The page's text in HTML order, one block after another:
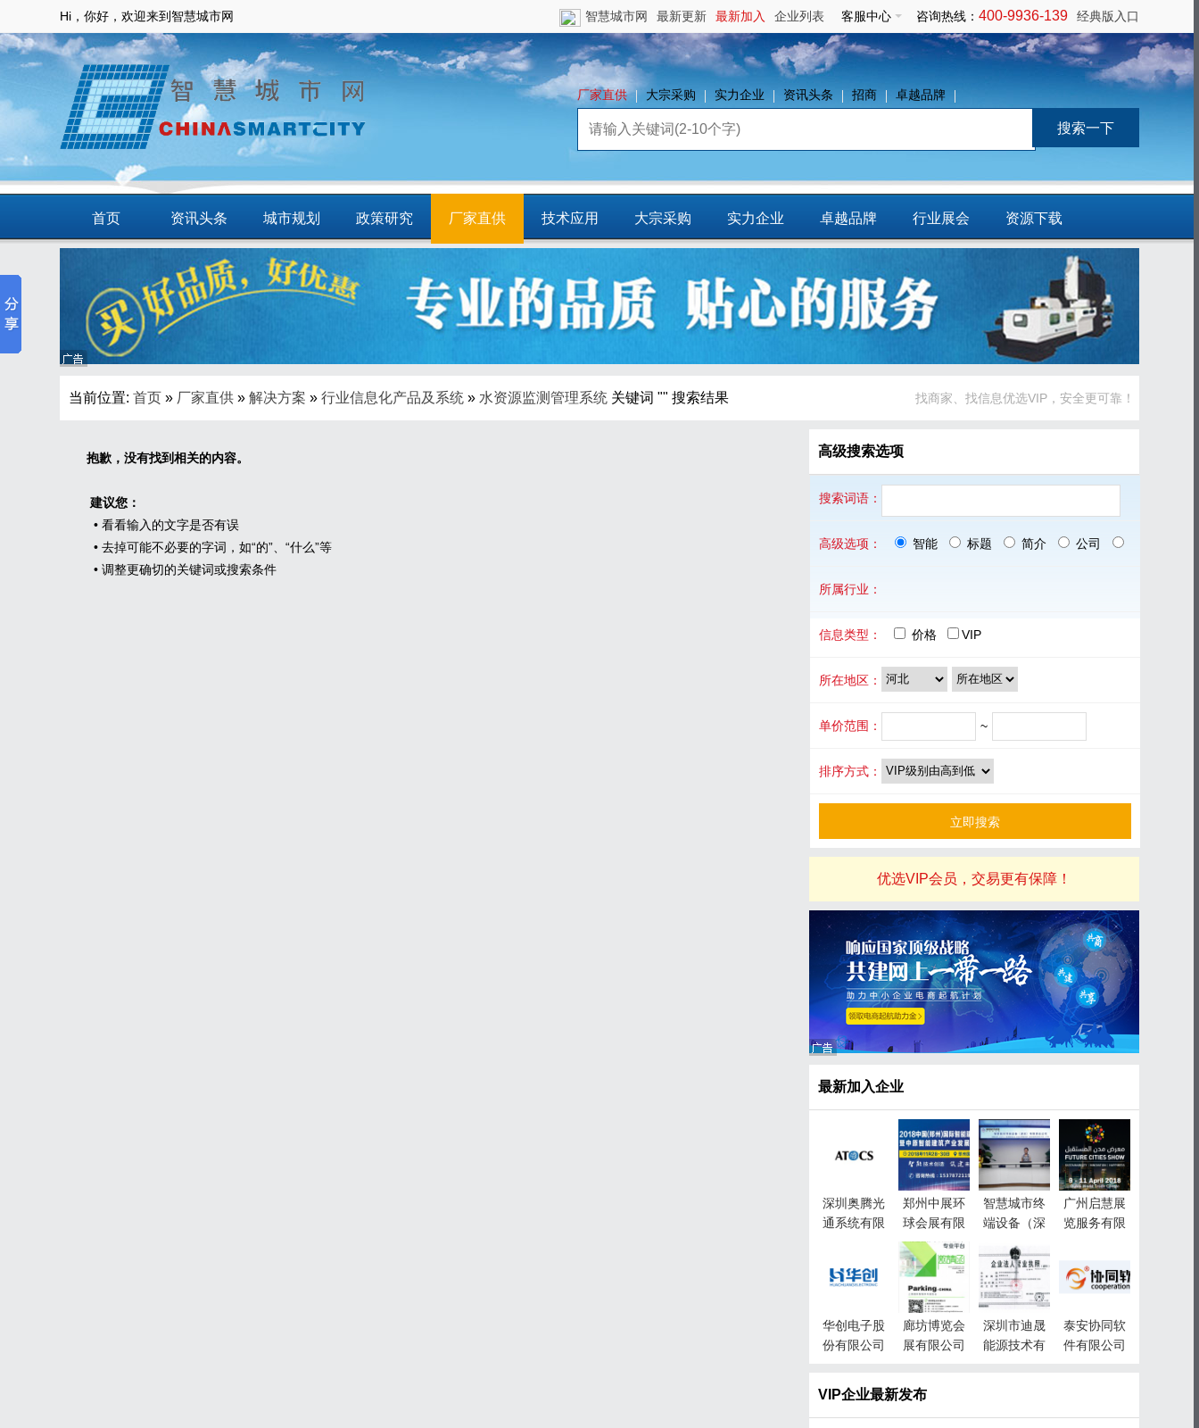
Hi，你好，欢迎来到智慧城市网 经典版入口
咨询热线： 400-9936-139
客服中心
企业列表
最新加入
最新更新
智慧城市网
厂家直供 大宗采购 实力企业 资讯头条 招商 卓越品牌
首页 资讯头条 城市规划 政策研究 厂家直供 技术应用 大宗采购 实力企业 卓越品牌 行业展会 资源下载
智慧应用 商圈
业智库
免费发布信息
当前位置: 首页 » 厂家直供 » 解决方案 » 行业信息化产品及系统 » 水资源监测管理系统 关键词 "" 搜索结果 找商家、找信息优选VIP，安全更可靠！
抱歉，没有找到相关的内容。
建议您：
• 看看输入的文字是否有误
• 去掉可能不必要的字词，如“的”、“什么”等
• 调整更确切的关键词或搜索条件
高级搜索选项
搜索词语：
高级选项： 智能 标题 简介 公司
品牌
所属行业：
信息类型： 价格 VIP
所在地区：
单价范围： ~
排序方式：
优选VIP会员，交易更有保障！
最新加入企业
深圳奥腾光
通系统有限
郑州中展环
球会展有限
公司
智慧城市终
端设备（深
任公司
广州启慧展
览服务有限
华创电子股
份有限公司
廊坊博览会
展有限公司
深圳市迪晟
能源技术有
泰安协同软
件有限公司
VIP企业最新发布